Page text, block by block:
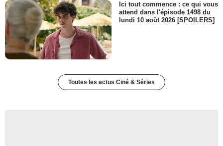
Ici tout commence : ce qui vous
attend dans l'épisode 1498 du
lundi 10 août 2026 [SPOILERS]
Toutes les actus Ciné & Séries